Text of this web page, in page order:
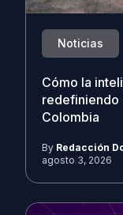
Noticias
Cómo la
redefiniendo
Colombia
By Redacción
agosto 3, 2026